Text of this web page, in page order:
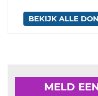
BEKIJK ALLE
MELD